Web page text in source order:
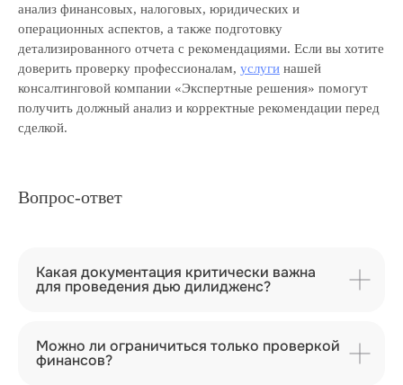
анализ финансовых, налоговых, юридических и
операционных аспектов, а также подготовку
детализированного отчета с рекомендациями. Если вы хотите
доверить проверку профессионалам, услуги нашей
консалтинговой компании «Экспертные решения» помогут
получить должный анализ и корректные рекомендации перед
сделкой.
Вопрос-ответ
Какая документация критически важна
для проведения дью дилидженс?
Можно ли ограничиться только проверкой
финансов?
Прайс
Отзывы
Оплата
Выполненные проекты
Политика обработки персональных данных